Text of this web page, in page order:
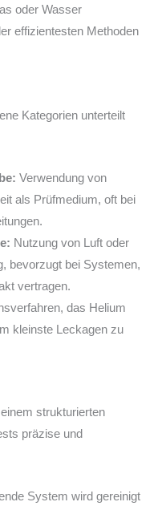
oder Wasser
effizientesten Methoden
Kategorien unterteilt
Verwendung von
als Prüfmedium, oft bei
Nutzung von Luft oder
bevorzugt bei Systemen,
vertragen.
das Helium
kleinste Leckagen zu
strukturierten
präzise und
System wird gereinigt